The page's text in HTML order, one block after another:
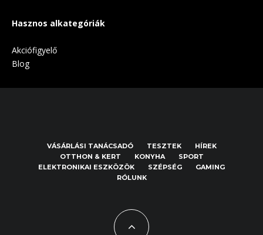
Hasznos alkategóriák
Akciófigyelő
Blog
VÁSÁRLÁSI TANÁCSADÓ TESZTEK
HÍREK
OTTHON & KERT
KONYHA
SPORT
ELEKTRONIKAI ESZKÖZÖK
SZÉPSÉG
GAMING
RÓLUNK